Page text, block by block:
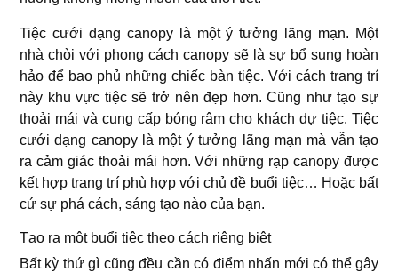
Tiệc cưới dạng canopy là một ý tưởng lãng mạn. Một
nhà chòi với phong cách canopy sẽ là sự bổ sung hoàn
hảo để bao phủ những chiếc bàn tiệc. Với cách trang trí
này khu vực tiệc sẽ trở nên đẹp hơn. Cũng như tạo sự
thoải mái và cung cấp bóng râm cho khách dự tiệc. Tiệc
cưới dạng canopy là một ý tưởng lãng mạn mà vẫn tạo
ra cảm giác thoải mái hơn. Với những rạp canopy được
kết hợp trang trí phù hợp với chủ đề buổi tiệc… Hoặc bất
cứ sự phá cách, sáng tạo nào của bạn.
Tạo ra một buổi tiệc theo cách riêng biệt
Bất kỳ thứ gì cũng đều cần có điểm nhấn mới có thể gây